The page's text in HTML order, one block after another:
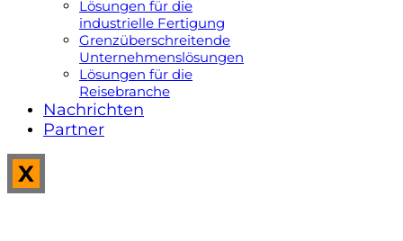
Lösungen für die
industrielle Fertigung
Grenzüberschreitende
Unternehmenslösungen
Lösungen für die
Reisebranche
Nachrichten
Partner
X